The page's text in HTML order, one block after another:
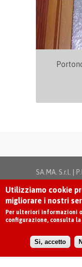
SA.MA. S.r.l. |
Privacy
alluminio Varese
Utilizziamo cookie
migliorare i nostri
Per ulteriori informazioni
configurazione, consulta
Si, accetto